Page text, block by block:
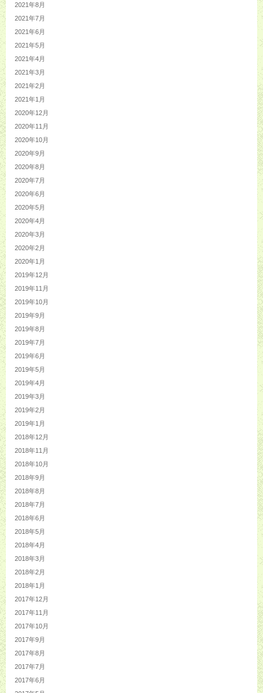
2021年8月
2021年7月
2021年6月
2021年5月
2021年4月
2021年3月
2021年2月
2021年1月
2020年12月
2020年11月
2020年10月
2020年9月
2020年8月
2020年7月
2020年6月
2020年5月
2020年4月
2020年3月
2020年2月
2020年1月
2019年12月
2019年11月
2019年10月
2019年9月
2019年8月
2019年7月
2019年6月
2019年5月
2019年4月
2019年3月
2019年2月
2019年1月
2018年12月
2018年11月
2018年10月
2018年9月
2018年8月
2018年7月
2018年6月
2018年5月
2018年4月
2018年3月
2018年2月
2018年1月
2017年12月
2017年11月
2017年10月
2017年9月
2017年8月
2017年7月
2017年6月